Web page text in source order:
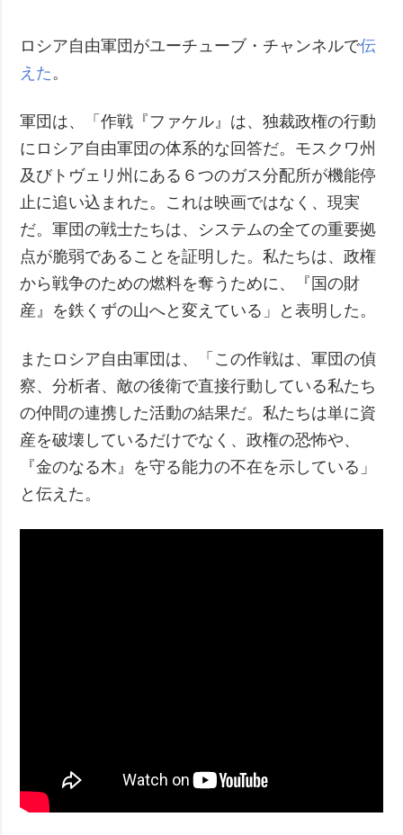
ロシア自由軍団がユーチューブ・チャンネルで伝
えた 。
軍団は、「作戦『ファケル』は、独裁政権の行動
にロシア自由軍団の体系的な回答だ。モスクワ州
及びトヴェリ州にある６つのガス分配所が機能停
止に追い込まれた。これは映画ではなく、現実
だ。軍団の戦士たちは、システムの全ての重要拠
点が脆弱であることを証明した。私たちは、政権
から戦争のための燃料を奪うために、『国の財
産』を鉄くずの山へと変えている」と表明した。
またロシア自由軍団は、「この作戦は、軍団の偵
察、分析者、敵の後衛で直接行動している私たち
の仲間の連携した活動の結果だ。私たちは単に資
産を破壊しているだけでなく、政権の恐怖や、
『金のなる木』を守る能力の不在を示している」
と伝えた。